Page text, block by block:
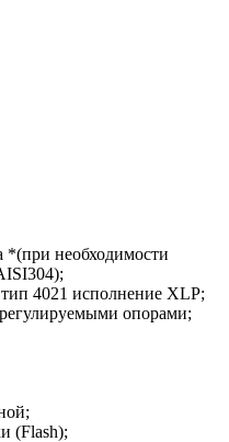
*(при необходимости
4021 исполнение XLP;
опорами;
(Flash);